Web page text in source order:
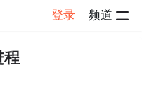
登录 频道
程